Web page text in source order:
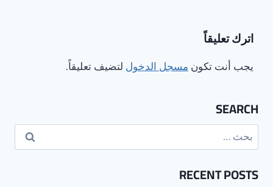
اترك تعليقاً
يجب أنت تكونمسجل الدخوللتضيف تعليقاً.
SEARCH
البحث
عن:
RECENT POSTS